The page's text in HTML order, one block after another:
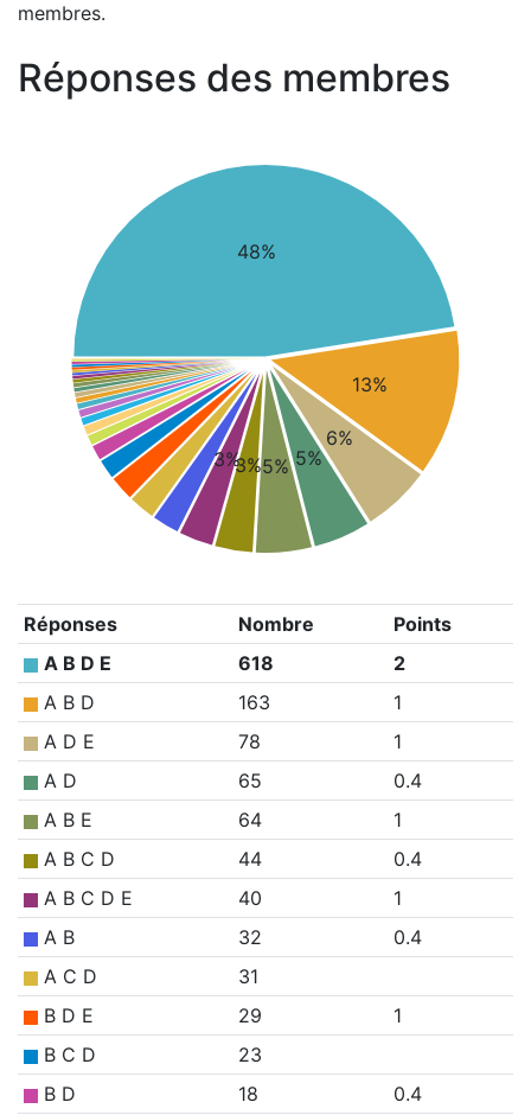
membres.
Réponses des membres
48%
13%
6%
5%
5%
3%
3%
Réponses Nombre
Points
A B D E
618
2
A B D
163
1
A D E
78
1
A D
65
0.4
A B E
64
1
A B C D
44
0.4
A B C D E
40
1
A B
32
0.4
A C D
31
B D E
29
1
B C D
23
B D
18
0.4